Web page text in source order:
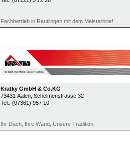
Fachbetrieb in Reutlingen mit dem Meisterbrief
Kratky GmbH & Co.KG
73431 Aalen, Schelmenstrasse 32
Tel.: (07361) 957 10
Ihr Dach, Ihre Wand, Unsere Tradition.